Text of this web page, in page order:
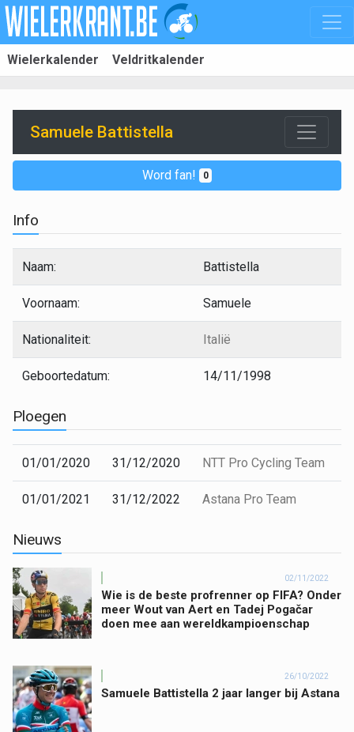
Wielerkalender Veldritkalender
Samuele Battistella
Word fan! 0
Info
Naam: Battistella
Voornaam: Samuele
Nationaliteit: Italië
Geboortedatum: 14/11/1998
Ploegen
01/01/2020 31/12/2020 NTT Pro Cycling Team
01/01/2021 31/12/2022 Astana Pro Team
Nieuws
02/11/2022
Wie is de beste profrenner op FIFA? Onder
meer Wout van Aert en Tadej Pogačar
doen mee aan wereldkampioenschap
26/10/2022
Samuele Battistella 2 jaar langer bij Astana